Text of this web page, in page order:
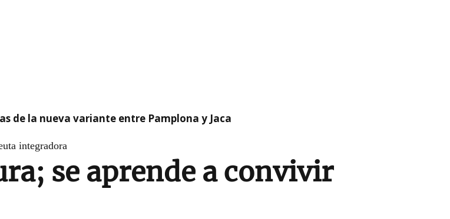
de la nueva variante entre Pamplona y Jaca
integradora
se aprende a convivir